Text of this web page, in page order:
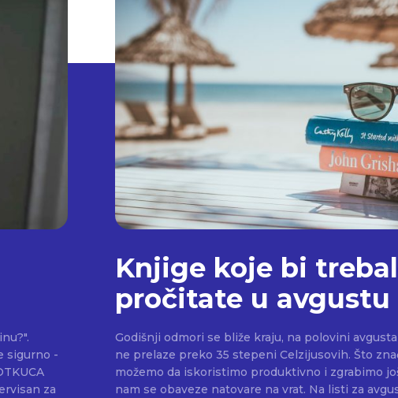
sigurno -
za
Knjige koje bi
pročitate u avgustu
Godišnji odmori se bliže kraju, na polovini
ne prelaze preko 35 stepeni Celzijusovih. Što
možemo da iskoristimo produktivno i zgrabimo
nam se obaveze natovare na vrat. Na listi za